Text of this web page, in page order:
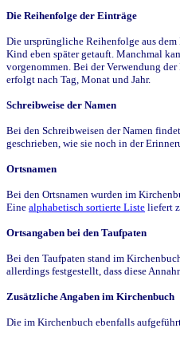
Die Reihenfolge der Einträge
Die ursprüngliche Reihenfolge aus
Kind eben später getauft. Manchmal
vorgenommen. Bei der Verwendung
erfolgt nach Tag, Monat und Jahr.
Schreibweise der Namen
Bei den Schreibweisen der Namen
geschrieben, wie sie noch in der
Ortsnamen
Bei den Ortsnamen wurden im
Eine alphabetisch sortierte Liste liefert
Ortsangaben bei den Taufpaten
Bei den Taufpaten stand im
allerdings festgestellt, dass diese
Zusätzliche Angaben im Kirchenbuch
Die im Kirchenbuch ebenfalls